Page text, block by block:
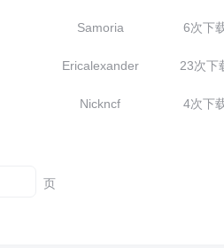
Samoria 6次下
Ericalexander 23次下
Nickncf 4次下
页